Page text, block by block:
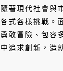
隨著現代社會與
各式各樣挑戰。
勇敢冒險、包容
中追求創新，造